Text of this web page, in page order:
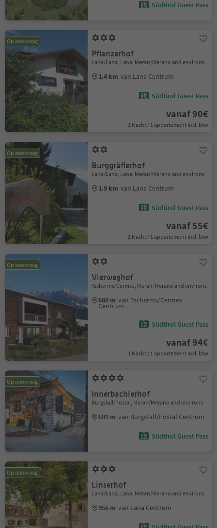
Südtirol Guest Pass
Op aanvraag
Pflanzerhof
Lana/Lana, Lana, Meran/Merano and environs
1.4 km van Lana Centrum
Südtirol Guest Pass
vanaf 90€
1 Nacht / 1 appartement Incl. btw
Op aanvraag
Burggräflerhof
Lana/Lana, Lana, Meran/Merano and environs
1.9 km van Lana Centrum
Südtirol Guest Pass
vanaf 55€
1 Nacht / 1 appartement Incl. btw
Op aanvraag
Vierweghof
Tscherms/Cermes, Meran/Merano and environs
680 m van Tscherms/Cermes
Centrum
Südtirol Guest Pass
vanaf 94€
1 Nacht / 1 appartement Incl. btw
Op aanvraag
Innerbachlerhof
Burgstall/Postal, Meran/Merano and environs
691 m van Burgstall/Postal Centrum
Südtirol Guest Pass
Op aanvraag
Linserhof
Lana/Lana, Lana, Meran/Merano and environs
956 m van Lana Centrum